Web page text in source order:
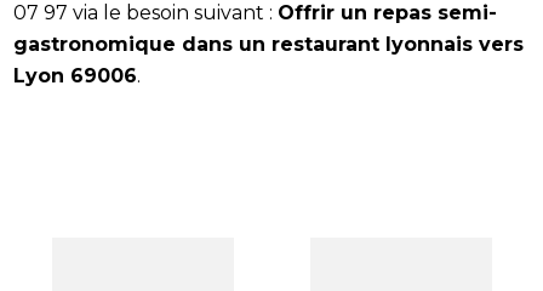
07 97 via le besoin suivant : Offrir un repas semi-
gastronomique dans un restaurant lyonnais vers
Lyon 69006.